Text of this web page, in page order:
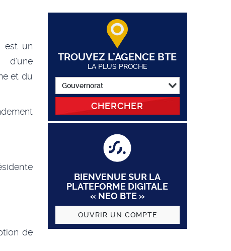
est un
et du
de
TROUVEZ L’AGENCE BTE
LA PLUS PROCHE
CHERCHER
BIENVENUE SUR LA
PLATEFORME DIGITALE
« NEO BTE »
OUVRIR UN COMPTE